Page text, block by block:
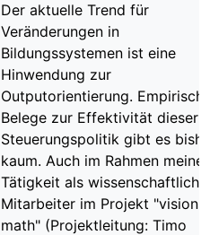
Der aktuelle Trend für
Veränderungen in
Bildungssystemen ist eine
Hinwendung zur
Outputorientierung.
Belege zur Effektivität dieser
Steuerungspolitik gibt es
kaum. Auch im Rahmen meiner
Tätigkeit als
Mitarbeiter im Projekt "visions
math" (Projektleitung: Timo